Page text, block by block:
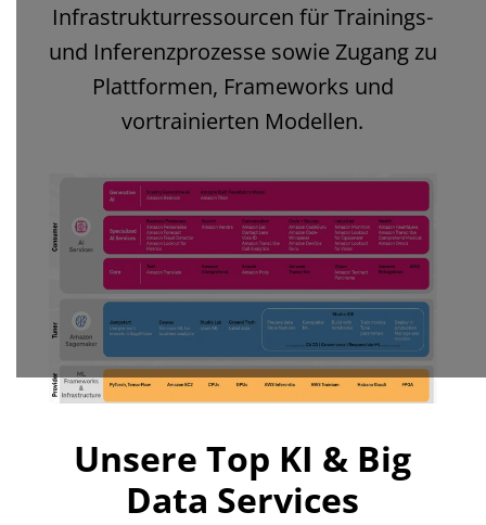
Infrastrukturressourcen für Trainings-
und Inferenzprozesse sowie Zugang zu
Plattformen, Frameworks und
vortrainierten Modellen.
Unsere Top KI & Big
Data Services